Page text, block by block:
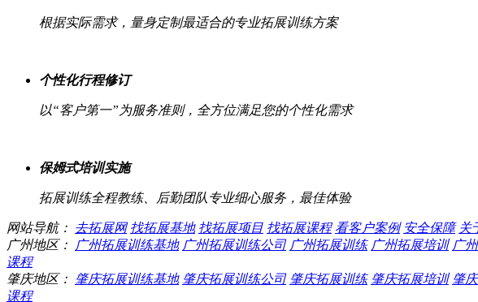
根据实际需求，量身定制最适合的专业拓展训练方案
个性化行程修订
以“客户第一”为服务准则，全方位满足您的个性化需求
保姆式培训实施
拓展训练全程教练、后勤团队专业细心服务，最佳体验
网站导航： 去拓展网 找拓展基地 找拓展项目 找拓展课程 看客户案例 安全保障 关
广州地区：
广州拓展训练基地 广州拓展训练公司 广州拓展训练 广州拓展培训 广
课程
肇庆地区：
肇庆拓展训练基地 肇庆拓展训练公司 肇庆拓展训练 肇庆拓展培训 肇
课程